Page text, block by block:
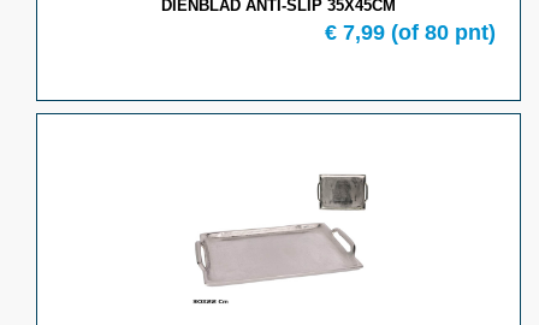
DIENBLAD ANTI-SLIP 35X45CM
€ 7,99 (of 80 pnt)